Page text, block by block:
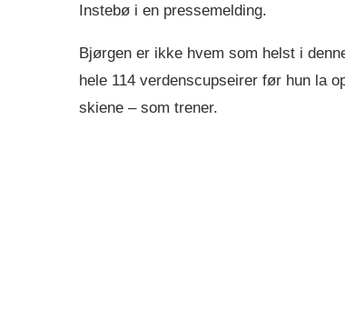
Instebø i en pressemelding.
Bjørgen er ikke hvem som helst i
hele 114 verdenscupseirer før hun la
skiene – som trener.